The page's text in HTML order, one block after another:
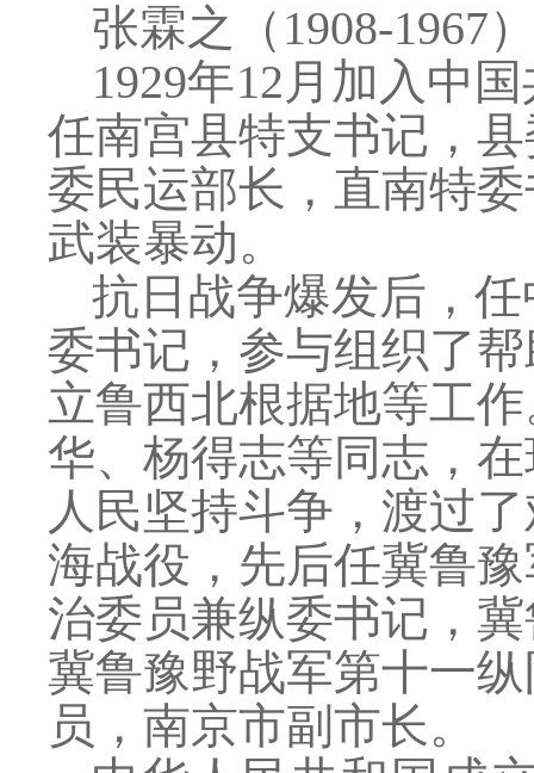
张霖之（ 1908-1967
1929年12月加入中
任南宫县特支书记，
委民运部长，直南特
武装暴动。
抗日战争爆发后，
委书记，参与组织了
立鲁西北根据地等工
华、杨得志等同志，
人民坚持斗争，渡过
海战役，先后任冀鲁
治委员兼纵委书记，
冀鲁豫野战军第十一
员，南京市副市长。